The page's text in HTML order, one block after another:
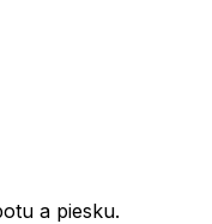
a piesku.